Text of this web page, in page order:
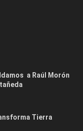
a Raúl Morón
Tierra